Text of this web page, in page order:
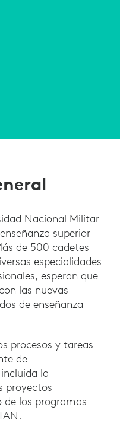
Nacional Militar
superior
de 500 cadetes
especialidades
esperan que
las nuevas
de enseñanza
procesos y tareas
de
la
proyectos
de los programas